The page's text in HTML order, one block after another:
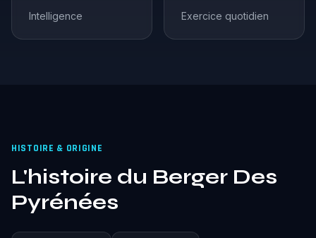
Intelligence Exercice quotidien
HISTOIRE & ORIGINE
L'histoire du Berger Des
Pyrénées